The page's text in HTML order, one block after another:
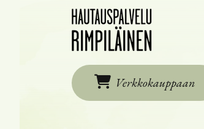
Verkkokauppaan